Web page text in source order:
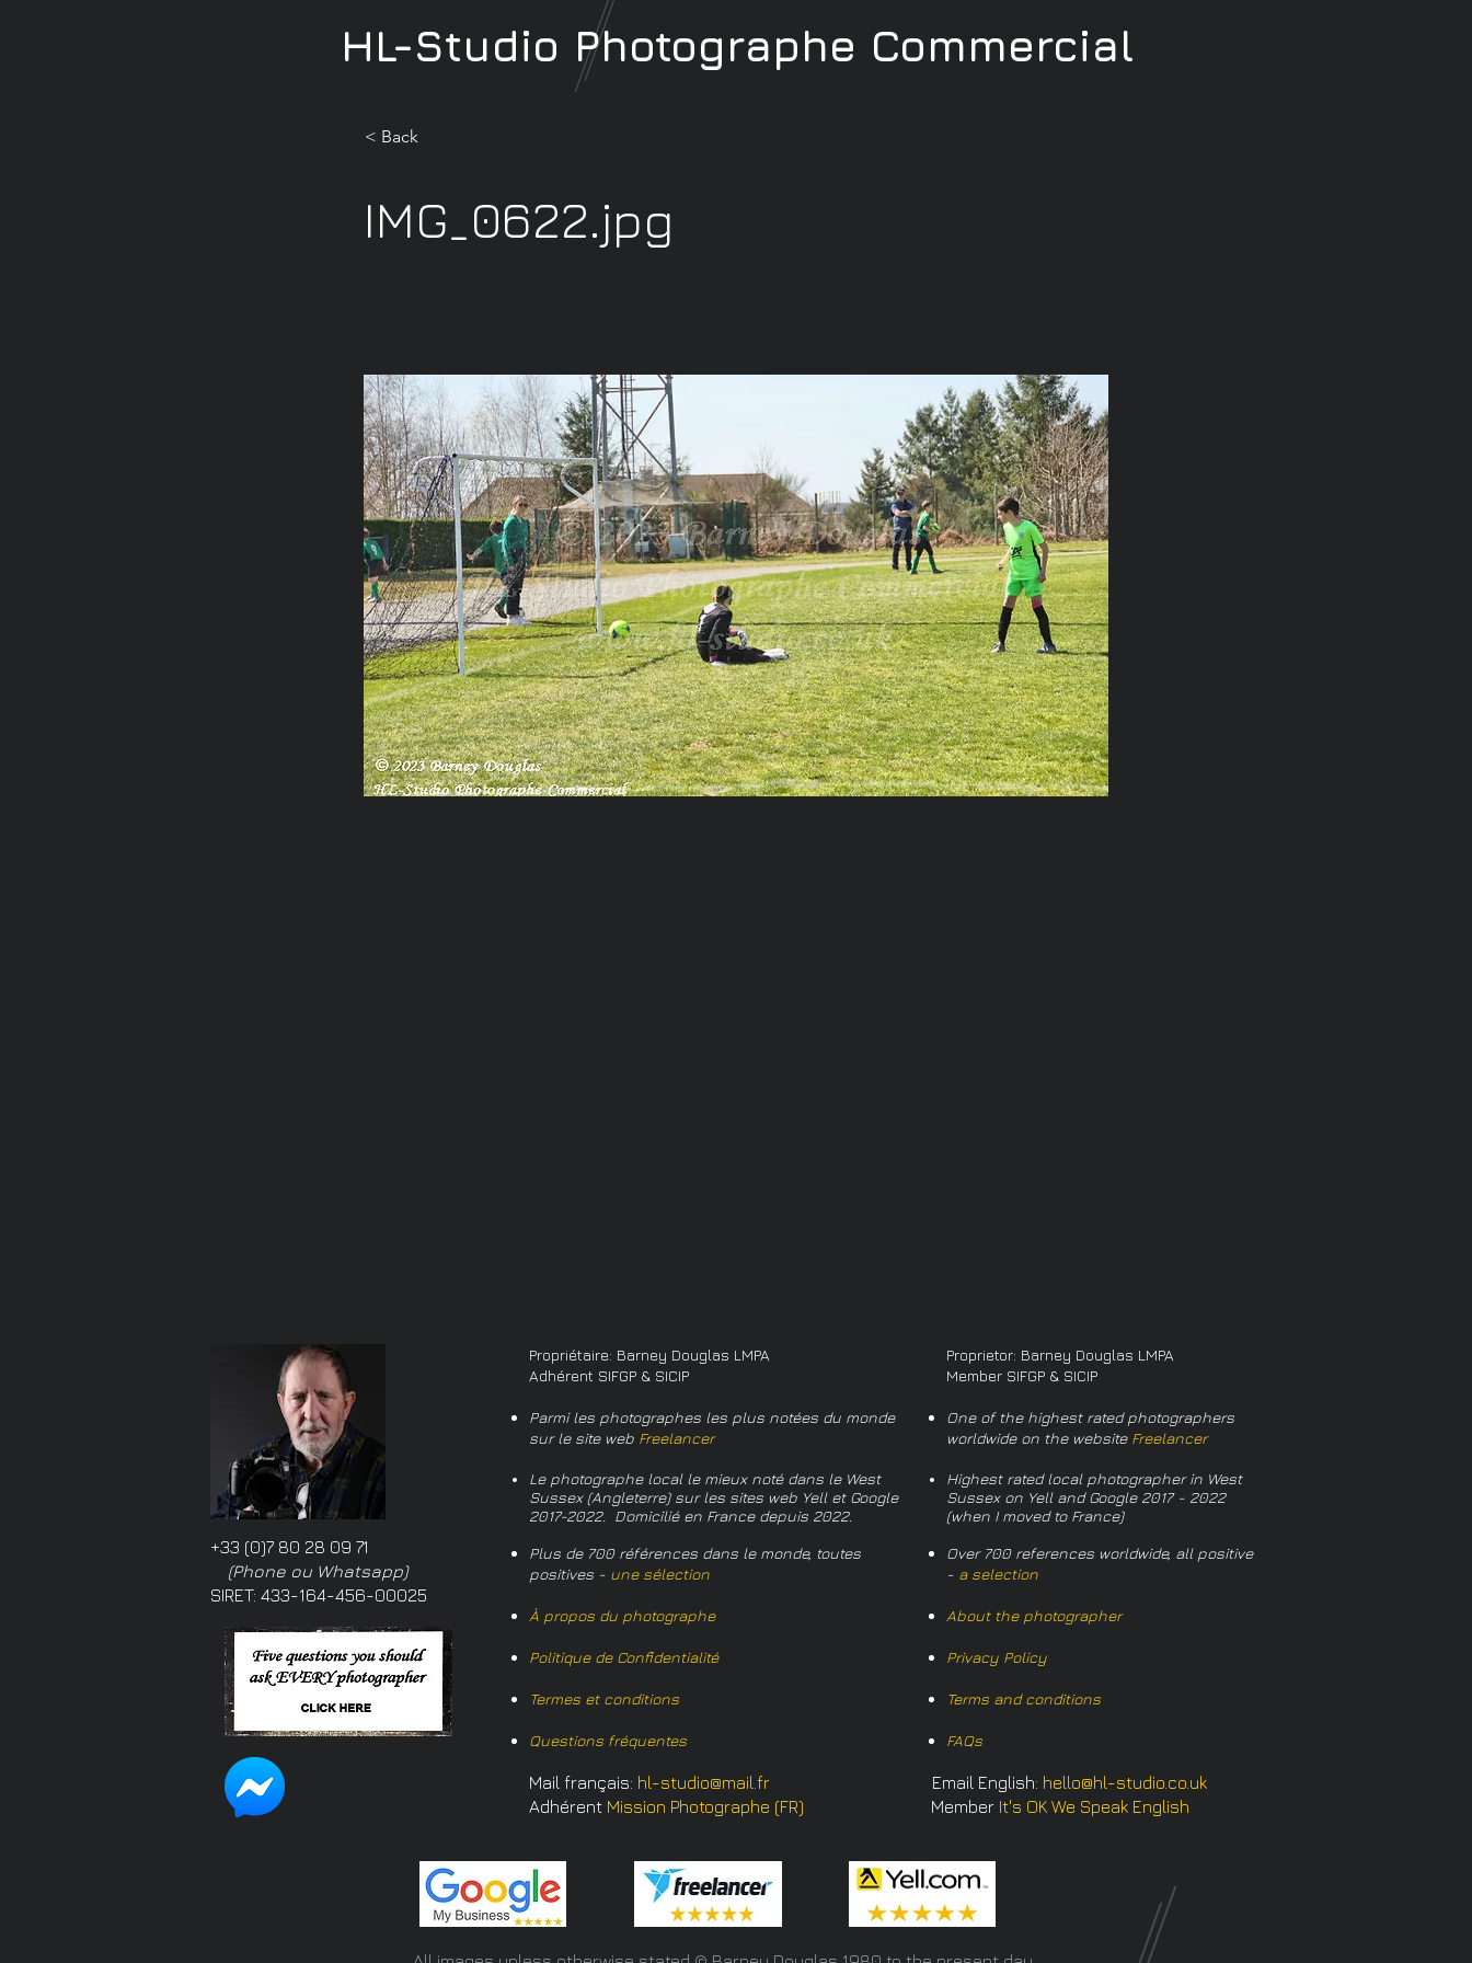
< Back
IMG_0622.jpg
HL-Studio Photographe Commercial
+33 (0)7 80 28 09 71
(Phone ou Whatsapp)
SIRET: 433-164-456-00025
Propriétaire: Barney Douglas LMPA
Adhérent SIFGP & SICIP
Parmi les photographes les plus notées du monde
sur le site web Freelancer
Le photographe local le mieux noté dans le West
Sussex (Angleterre) sur les sites web Yell et Google
2017-2022. Domicilié en France depuis 2022.
Plus de 700 références dans le monde, toutes
positives - une sélection
À propos du photographe
Politique de Confidentialité
Termes et conditions
Questions fréquentes
Proprietor: Barney Douglas LMPA
Member SIFGP & SICIP
One of the highest rated photographers
worldwide on the website Freelancer
Highest rated local photographer in West
Sussex on Yell and Google 2017 - 2022
(when I moved to France)
Over 700 references worldwide, all positive
- a selection
About the photographer
Privacy Policy
Terms and conditions
FAQs
Mail français: hl-studio@mail.fr Email English: hello@hl-studio.co.uk
Adhérent Mission Photographe (FR) Member It's OK We Speak English